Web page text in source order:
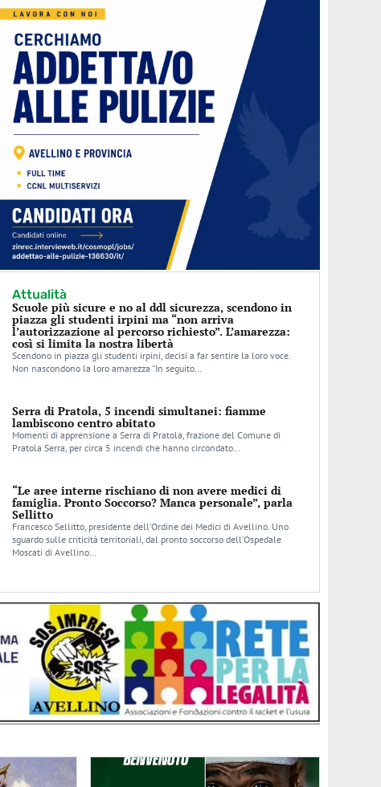
Attualità
Scuole più sicure e no al ddl sicurezza, scendono in
piazza gli studenti irpini ma “non arriva
l’autorizzazione al percorso richiesto”. L’amarezza:
così si limita la nostra libertà
Scendono in piazza gli studenti irpini, decisi a far sentire la loro voce.
Non nascondono la loro amarezza “In seguito…
Serra di Pratola, 5 incendi simultanei: fiamme
lambiscono centro abitato
Momenti di apprensione a Serra di Pratola, frazione del Comune di
Pratola Serra, per circa 5 incendi che hanno circondato…
“Le aree interne rischiano di non avere medici di
famiglia. Pronto Soccorso? Manca personale”, parla
Sellitto
Francesco Sellitto, presidente dell’Ordine dei Medici di Avellino. Uno
sguardo sulle criticità territoriali, dal pronto soccorso dell’Ospedale
Moscati di Avellino…